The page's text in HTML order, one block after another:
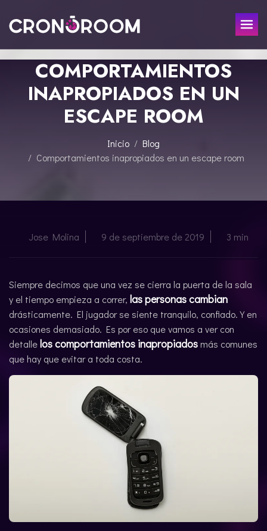
ESCAPE ROOM
EL TESORO DEL JAGUAR
CRONODETECTIVES
LABORATORIO JURÁSICO
PARA NIÑOS
CATALÀ
COMPORTAMIENTOS
INAPROPIADOS EN UN
ESCAPE ROOM
Inicio
Blog
Comportamientos inapropiados en un escape room
Jose Molina 9 de septiembre de 2019 3 min
Siempre decimos que una vez se cierra la puerta de la sala
y el tiempo empieza a correr, las personas cambian
drásticamente. El jugador se siente tranquilo, confiado. Y en
ocasiones demasiado. Es por eso que vamos a ver con
detallelos comportamientos inapropiadosmás comunes
que hay que evitar a toda costa.